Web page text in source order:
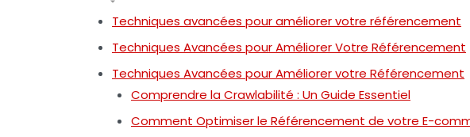
Techniques avancées pour améliorer votre référencement
Techniques Avancées pour Améliorer Votre Référencement
Techniques Avancées pour Améliorer votre Référencement
Comprendre la Crawlabilité : Un Guide Essentiel
Comment Optimiser le Référencement de votre E-